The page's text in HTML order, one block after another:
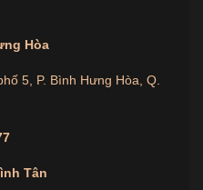
Hòa
5, P. Bình Hưng Hòa, Q.
Tân